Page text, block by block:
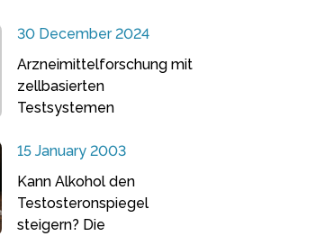
30 December 2024
Arzneimittelforschung mit
zellbasierten
Testsystemen
15 January 2003
Kann Alkohol den
Testosteronspiegel
steigern? Die